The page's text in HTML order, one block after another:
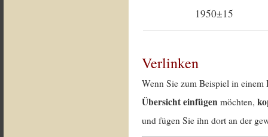
1950±15
Verlinken
Wenn Sie zum Beispiel in
Übersicht einfügen möchten,
und fügen Sie ihn dort an der